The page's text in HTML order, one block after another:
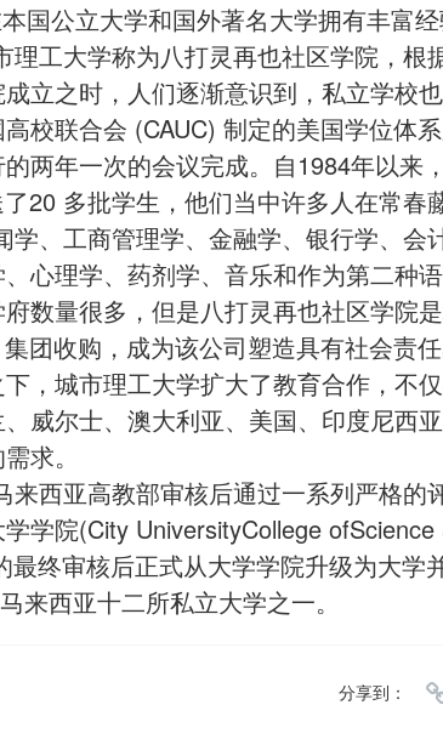
公立大学和国外著名大学拥有丰富
理工大学称为八打灵再也社区学院，
立之时，人们逐渐意识到，私立学校
校联合会 (CAUC) 制定的美国学位体
两年一次的会议完成。自1984年以来
20 多批学生，他们当中许多人在常
、工商管理学、金融学、银行学、会
心理学、药剂学、音乐和作为第二种
数量很多，但是八打灵再也社区学院
团收购，成为该公司塑造具有社会责
，城市理工大学扩大了教育合作，不
威尔士、澳大利亚、美国、印度尼西
求。
西亚高教部审核后通过一系列严格的
学院(City UniversityCollege
最终审核后正式从大学学院升级为大学
来西亚十二所私立大学之一。
分享到：